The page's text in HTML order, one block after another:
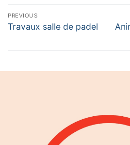
Navigation
de
PREVIOUS
Previous
Travaux salle de padel